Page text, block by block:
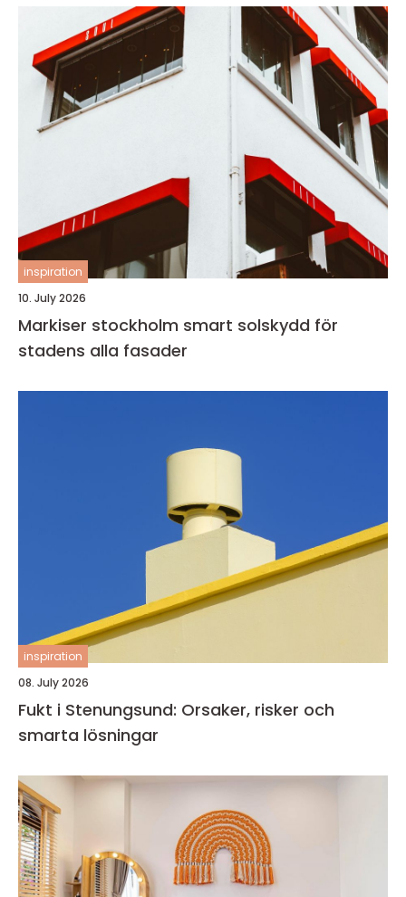
inspiration
10. July 2026
Markiser stockholm smart solskydd för
stadens alla fasader
inspiration
08. July 2026
Fukt i Stenungsund: Orsaker, risker och
smarta lösningar